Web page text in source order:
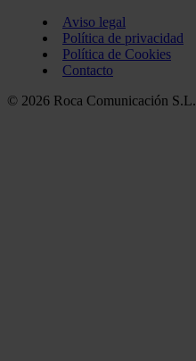
Aviso legal
Política de privacidad
Política de Cookies
Contacto
© 2026 Roca Comunicación S.L.